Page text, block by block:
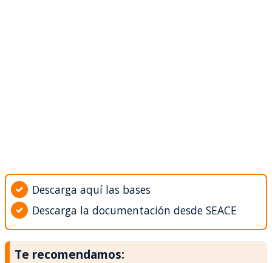
Descarga aquí las bases
Descarga la documentación desde SEACE
Te recomendamos: